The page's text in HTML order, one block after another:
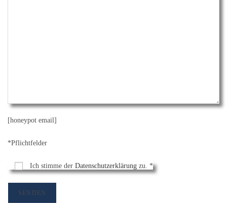
[honeypot email]
*Pflichtfelder
Ich stimme der Datenschutzerklärung zu. *